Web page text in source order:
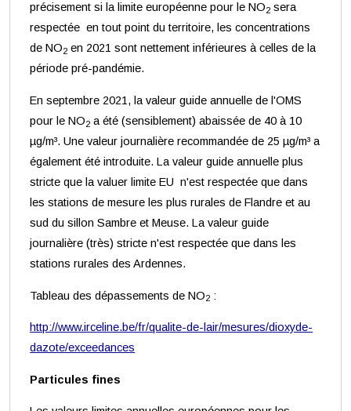
précisement si la limite européenne pour le NO2 sera
respectée en tout point du territoire, les concentrations
de NO2 en 2021 sont nettement inférieures à celles de la
période pré-pandémie.
En septembre 2021, la valeur guide annuelle de l'OMS
pour le NO2 a été (sensiblement) abaissée de 40 à 10
µg/m³. Une valeur journalière recommandée de 25 µg/m³ a
également été introduite. La valeur guide annuelle plus
stricte que la valuer limite EU n'est respectée que dans
les stations de mesure les plus rurales de Flandre et au
sud du sillon Sambre et Meuse. La valeur guide
journalière (très) stricte n'est respectée que dans les
stations rurales des Ardennes.
Tableau des dépassements de NO2 :
http://www.irceline.be/fr/qualite-de-lair/mesures/dioxyde-
dazote/exceedances
Particules fines